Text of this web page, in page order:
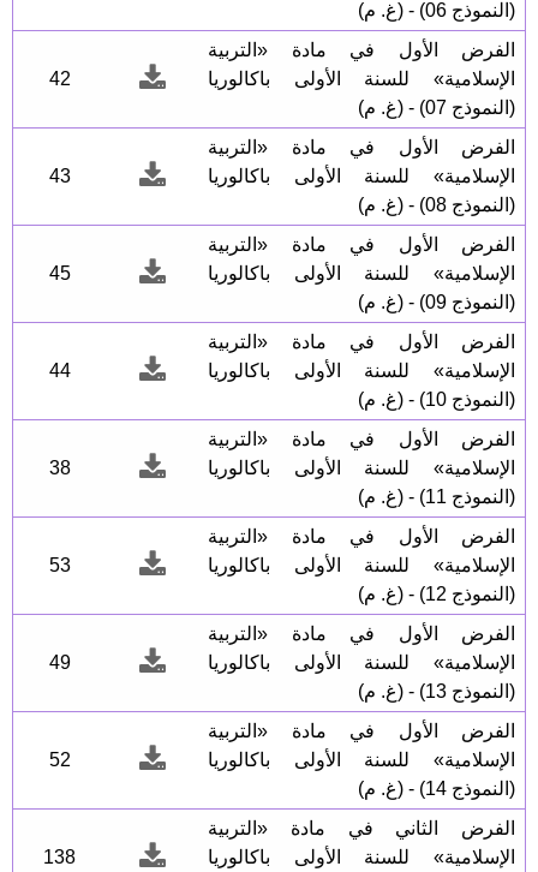
(النموذج 06) - (غ. م)
الفرض الأول في مادة «التربية
الإسلامية» للسنة الأولى باكالوريا
(النموذج 07) - (غ. م)
42
الفرض الأول في مادة «التربية
الإسلامية» للسنة الأولى باكالوريا
(النموذج 08) - (غ. م)
43
الفرض الأول في مادة «التربية
الإسلامية» للسنة الأولى باكالوريا
(النموذج 09) - (غ. م)
45
الفرض الأول في مادة «التربية
الإسلامية» للسنة الأولى باكالوريا
(النموذج 10) - (غ. م)
44
الفرض الأول في مادة «التربية
الإسلامية» للسنة الأولى باكالوريا
(النموذج 11) - (غ. م)
38
الفرض الأول في مادة «التربية
الإسلامية» للسنة الأولى باكالوريا
(النموذج 12) - (غ. م)
53
الفرض الأول في مادة «التربية
الإسلامية» للسنة الأولى باكالوريا
(النموذج 13) - (غ. م)
49
الفرض الأول في مادة «التربية
الإسلامية» للسنة الأولى باكالوريا
(النموذج 14) - (غ. م)
52
الفرض الثاني في مادة «التربية
الإسلامية» للسنة الأولى باكالوريا
138